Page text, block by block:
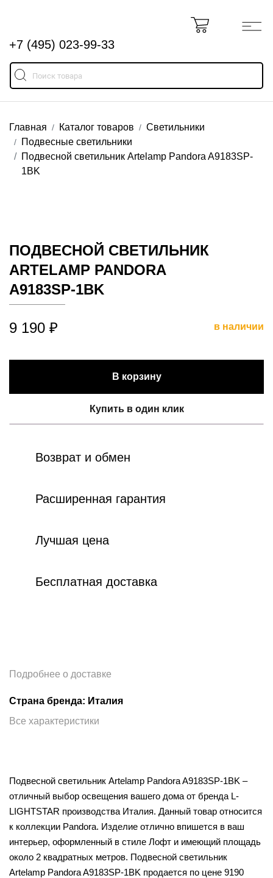
+7 (495) 023-99-33
Главная Каталог товаров
Светильники
Подвесные светильники
Подвесной светильник Artelamp Pandora A9183SP-
1BK
ПОДВЕСНОЙ СВЕТИЛЬНИК
ARTELAMP PANDORA
A9183SP-1BK
9 190 ₽ в наличии
В корзину
Купить в один клик
Возврат и обмен
Расширенная гарантия
Лучшая цена
Бесплатная доставка
Подробнее о доставке
Страна бренда: Италия
Все характеристики
Подвесной светильник Artelamp Pandora A9183SP-1BK –
отличный выбор освещения вашего дома от бренда L-
LIGHTSTAR производства Италия. Данный товар относится
к коллекции Pandora. Изделие отлично впишется в ваш
интерьер, оформленный в стиле Лофт и имеющий площадь
около 2 квадратных метров. Подвесной светильник
Artelamp Pandora A9183SP-1BK продается по цене 9190